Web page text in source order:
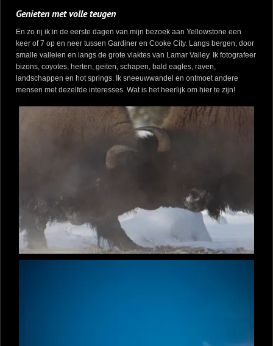
Genieten met volle teugen
En zo rij ik in de eerste dagen van mijn bezoek aan Yellowstone een
keer of 7 op en neer tussen Gardiner en Cooke City. Langs bergen, door
smalle valleien en langs de grote vlaktes van Lamar Valley. Ik fotografeer
bizons, coyotes, herten, geiten, schapen, bald eagles, raven,
landschappen en hot springs. Ik sneeuwwandel en ontmoet andere
mensen met dezelfde interesses. Wat is het heerlijk om hier te zijn!